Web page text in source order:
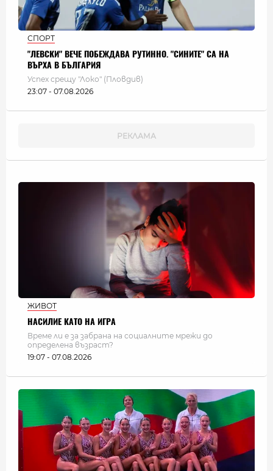
СПОРТ
"ЛЕВСКИ" ВЕЧЕ ПОБЕЖДАВА РУТИННО. "СИНИТЕ" СА НА
ВЪРХА В БЪЛГАРИЯ
Успех срещу "Локо" (Пловдив)
23:07 - 07.08.2026
ЖИВОТ
НАСИЛИЕ КАТО НА ИГРА
Време ли е за забрана на социалните мрежи до
определена възраст?
19:07 - 07.08.2026